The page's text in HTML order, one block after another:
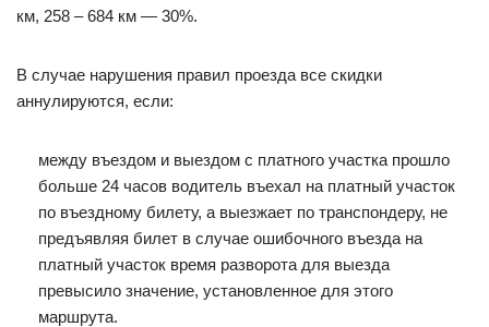
км, 258 – 684 км — 30%.
В случае нарушения правил проезда все скидки
аннулируются, если:
между въездом и выездом с платного участка прошло
больше 24 часов водитель въехал на платный участок
по въездному билету, а выезжает по транспондеру, не
предъявляя билет в случае ошибочного въезда на
платный участок время разворота для выезда
превысило значение, установленное для этого
маршрута.